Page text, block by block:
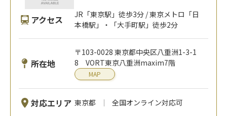
アクセス
JR「東京駅」徒歩3分 / 東京メトロ「日
本橋駅」・「大手町駅」徒歩2分
所在地
〒103-0028 東京都中央区八重洲1-3-1
8 VORT東京八重洲maxim7階
MAP
対応エリア 東京都 全国オンライン対応可